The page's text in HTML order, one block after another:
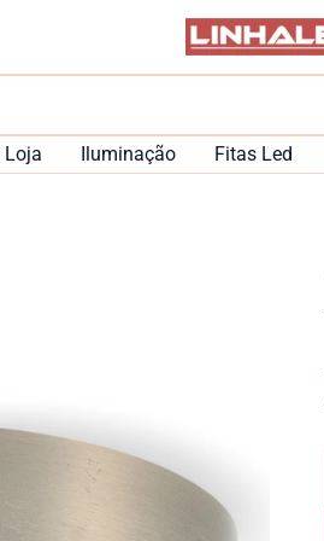
Loja Iluminação Fitas Led